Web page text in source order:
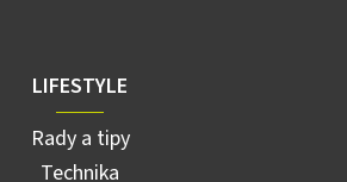
LIFESTYLE
Rady a tipy
Technika